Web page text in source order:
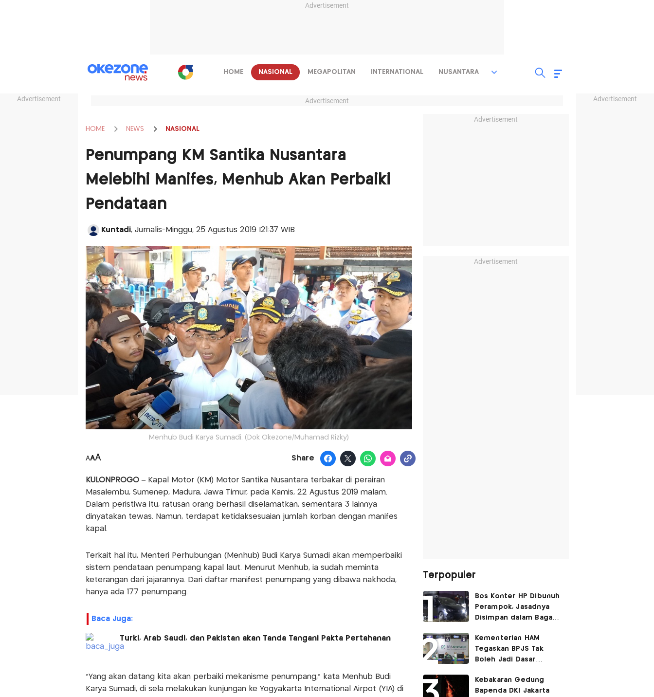
Advertisement
Advertisement Advertisement
HOME NASIONAL MEGAPOLITAN INTERNATIONAL NUSANTARA
Advertisement
HOME NEWS NASIONAL
Penumpang KM Santika Nusantara
Melebihi Manifes, Menhub Akan Perbaiki
Pendataan
Kuntadi, Jurnalis-Minggu, 25 Agustus 2019 |21:37 WIB
Menhub Budi Karya Sumadi. (Dok Okezone/Muhamad Rizky)
AAA Share
KULONPROGO – Kapal Motor (KM) Motor Santika Nusantara terbakar di perairan
Masalembu, Sumenep, Madura, Jawa Timur, pada Kamis, 22 Agustus 2019 malam.
Dalam peristiwa itu, ratusan orang berhasil diselamatkan, sementara 3 lainnya
dinyatakan tewas. Namun, terdapat ketidaksesuaian jumlah korban dengan manifes
kapal.
Terkait hal itu, Menteri Perhubungan (Menhub) Budi Karya Sumadi akan memperbaiki
sistem pendataan penumpang kapal laut. Menurut Menhub, ia sudah meminta
keterangan dari jajarannya. Dari daftar manifest penumpang yang dibawa nakhoda,
hanya ada 177 penumpang.
Baca Juga:
Turki, Arab Saudi, dan Pakistan akan Tanda Tangani Pakta Pertahanan
“Yang akan datang kita akan perbaiki mekanisme penumpang,” kata Menhub Budi
Karya Sumadi, di sela melakukan kunjungan ke Yogyakarta International Airpot (YIA) di
Advertisement
Advertisement
Terpopuler
Bos Konter HP Dibunuh
Perampok, Jasadnya
Disimpan dalam Bagasi
Kementerian HAM
Tegaskan BPJS Tak
Boleh Jadi Dasar
Layanan Kesehatan
Kebakaran Gedung
Bapenda DKI Jakarta